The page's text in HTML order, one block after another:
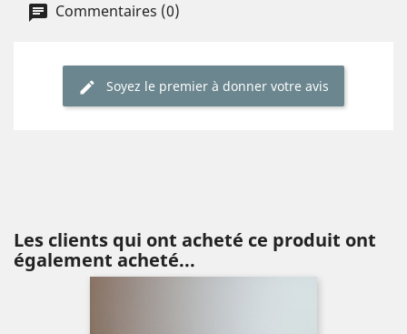
Commentaires (0)
Soyez le premier à donner votre avis
Les clients qui ont acheté ce produit ont
également acheté...